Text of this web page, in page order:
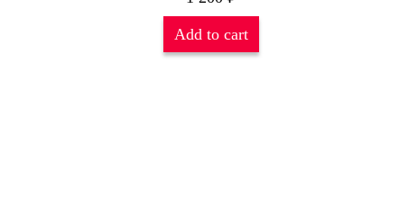
Add to cart